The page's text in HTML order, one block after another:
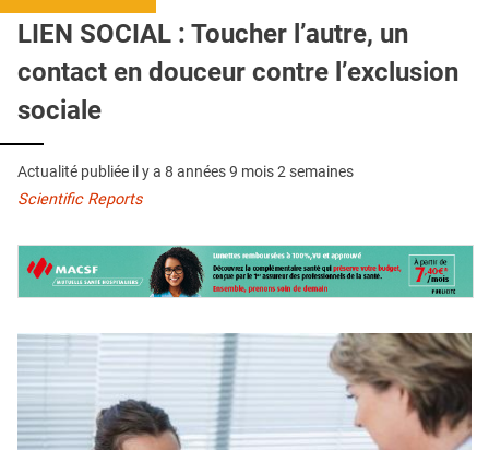
CRÉDITS
LIEN SOCIAL : Toucher l’autre, un
contact en douceur contre l’exclusion
sociale
Actualité publiée il y a 8 années 9 mois 2 semaines
Scientific Reports